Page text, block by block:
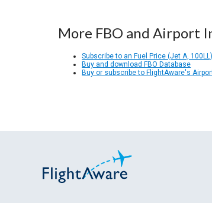
More FBO and Airport
Subscribe to an Fuel Price (Jet A,
Buy and download FBO Database
Buy or subscribe to FlightAware's